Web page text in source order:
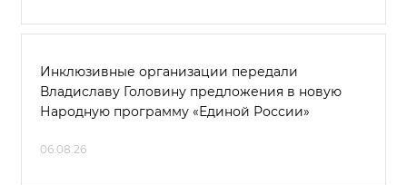
Инклюзивные организации передали
Владиславу Головину предложения в новую
Народную программу «Единой России»
06.08.26